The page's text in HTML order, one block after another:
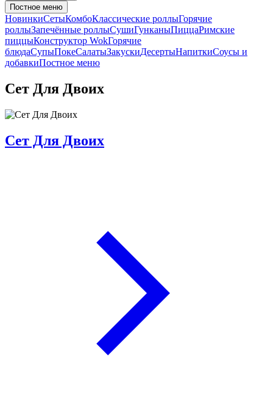
Постное меню
НовинкиСетыКомбоКлассические роллыГорячие
роллыЗапечённые роллыСушиГунканыПиццаРимские
пиццыКонструктор WokГорячие
блюдаСупыПокеСалатыЗакускиДесертыНапиткиСоусы и
добавкиПостное меню
Сет Для Двоих
Сет Для Двоих